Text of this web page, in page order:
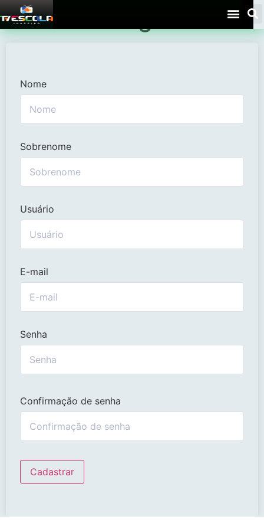
Student Registration
Nome
Sobrenome
Usuário
E-mail
Senha
Confirmação de senha
Cadastrar